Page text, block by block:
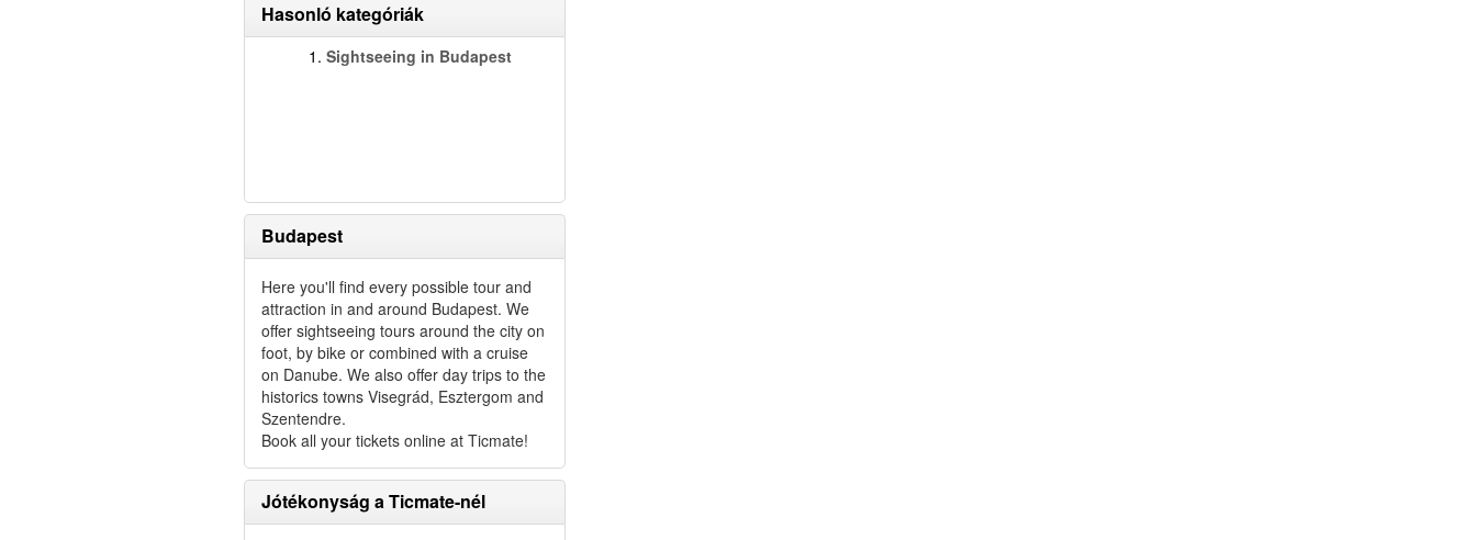
Hasonló kategóriák
1. Sightseeing in Budapest
Budapest
Here you'll find every possible tour and
attraction in and around Budapest. We
offer sightseeing tours around the city on
foot, by bike or combined with a cruise
on Danube. We also offer day trips to the
historics towns Visegrád, Esztergom and
Szentendre.
Book all your tickets online at Ticmate!
Jótékonyság a Ticmate-nél